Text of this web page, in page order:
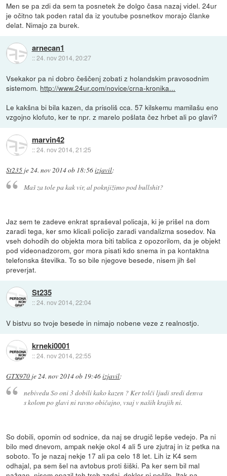
Men se pa zdi da sem ta posnetek že dolgo časa nazaj videl. 24ur
je očitno tak poden ratal da iz youtube posnetkov morajo članke
delat. Nimajo za burek.
arnecan1
::24. nov 2014, 20:27
Vsekakor pa ni dobro češčenj zobati z holandskim pravosodnim
sistemom. http://www.24ur.com/novice/crna-kronika...
Le kakšna bi bila kazen, da prisoliš cca. 57 kilskemu mamilašu eno
vzgojno klofuto, ker te npr. z marelo pošlata čez hrbet ali po glavi?
marvin42
::24. nov 2014, 21:25
St235 je24. nov 2014 ob 18:56izjavil:
Maš za tole pa kak vir, al poknjižimo pod bullshit?
Jaz sem te zadeve enkrat spraševal policaja, ki je prišel na dom
zaradi tega, ker smo klicali policijo zaradi vandalizma sosedov. Na
vseh dohodih do objekta mora biti tablica z opozorilom, da je objekt
pod videonadzorom, gor mora pisati kdo snema in pa kontaktna
telefonska številka. To so bile njegove besede, nisem jih šel
preverjat.
St235
::24. nov 2014, 22:04
V bistvu so tvoje besede in nimajo nobene veze z realnostjo.
krneki0001
::24. nov 2014, 22:55
GTX970 je24. nov 2014 ob 19:46izjavil:
nebivedu So oni 3 dobili kako kazen ? Ker tolči ljudi sredi denva
s kolom po glavi ni ravno običajno, vsaj v naših krajih ni.
So dobili, opomin od sodnice, da naj se drugič lepše vedejo. Pa ni
bilo med dnevom, ampak nekje okol 4 ali 5 ure zjutraj in iz petka na
soboto. To je nazaj nekje 17 ali pa celo 18 let. Lih iz K4 sem
odhajal, pa sem šel na avtobus proti šiški. Pa ker sem bil mal